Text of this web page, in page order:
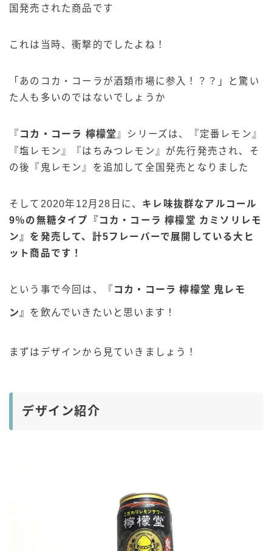
国発売された商品です
これは当時、衝撃的でしたよね！
「あのコカ・コーラが酒類市場に参入！？？」と驚い
た人も多いのではないでしょうか
『 コカ・コーラ 檸檬堂 』シリーズは、『定番レモン』
『塩レモン』『はちみつレモン』が先行発売され、そ
の後『鬼レモン』を追加して全国発売となりました
そして2020年12月28日に、 キレ味抜群なアルコール
9％の無糖タイプ『コカ・コーラ 檸檬堂 カミソリレモ
ン』を発売して、計5フレーバーで展開している大ヒ
ット商品です！
という事で今回は、『 コカ・コーラ 檸檬堂 鬼レモ
ン 』 を飲んでいきたいと思います！
まずはデザインから見ていきましょう！
デザイン紹介